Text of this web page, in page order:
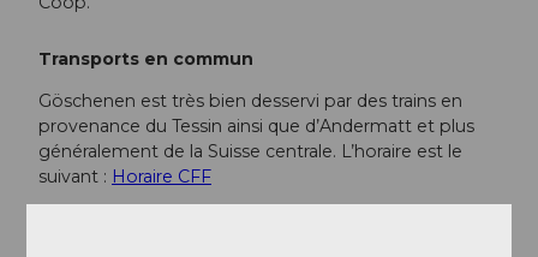
Transports en commun
Göschenen est très bien desservi par des trains en
provenance du Tessin ainsi que d’Andermatt et plus
généralement de la Suisse centrale. L’horaire est le
suivant : Horaire CFF